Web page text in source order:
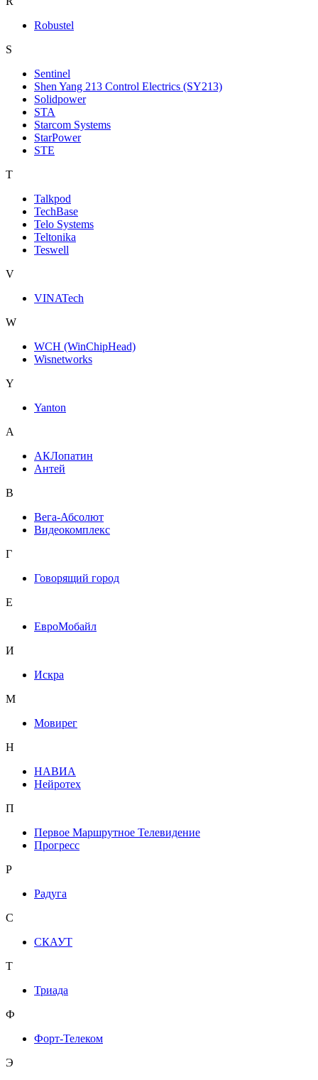
Robustel
S
Sentinel
Shen Yang 213 Control Electrics (SY213)
Solidpower
STA
Starcom Systems
StarPower
STE
T
Talkpod
TechBase
Telo Systems
Teltonika
Teswell
V
VINATech
W
WCH (WinChipHead)
Wisnetworks
Y
Yanton
А
АКЛопатин
Антей
В
Вега-Абсолют
Видеокомплекс
Г
Говорящий город
Е
ЕвроМобайл
И
Искра
М
Мовирег
Н
НАВИА
Нейротех
П
Первое Маршрутное Телевидение
Прогресс
Р
Радуга
С
СКАУТ
Т
Триада
Ф
Форт-Телеком
Э